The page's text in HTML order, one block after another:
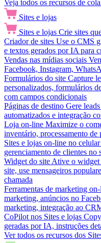
Veja todos os recursos de
Sites e lojas
Sites e lojas Crie sites
Criador de sites Use o CMS
e textos gerados por IA para
Vendas nas mídias sociais
Facebook, Instagram,
Formulários do site Capture
personalizados, formulários
com campos condicionais
Páginas de destino Gere
automatizados e integração
Loja on-line Maximize o
inventário, processamento de
Sites e lojas on-line no celular
gerenciamento de clientes no
Widget do site Ative o widget
site, use mensageiros
chamada
Ferramentas de marketing
marketing, anúncios no
marketing, integração ao
CoPilot nos Sites e lojas
geradas por IA, instruções
Ver todos os recursos dos